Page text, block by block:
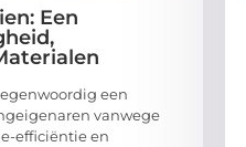
Een
een
vanwege
efficiëntie en